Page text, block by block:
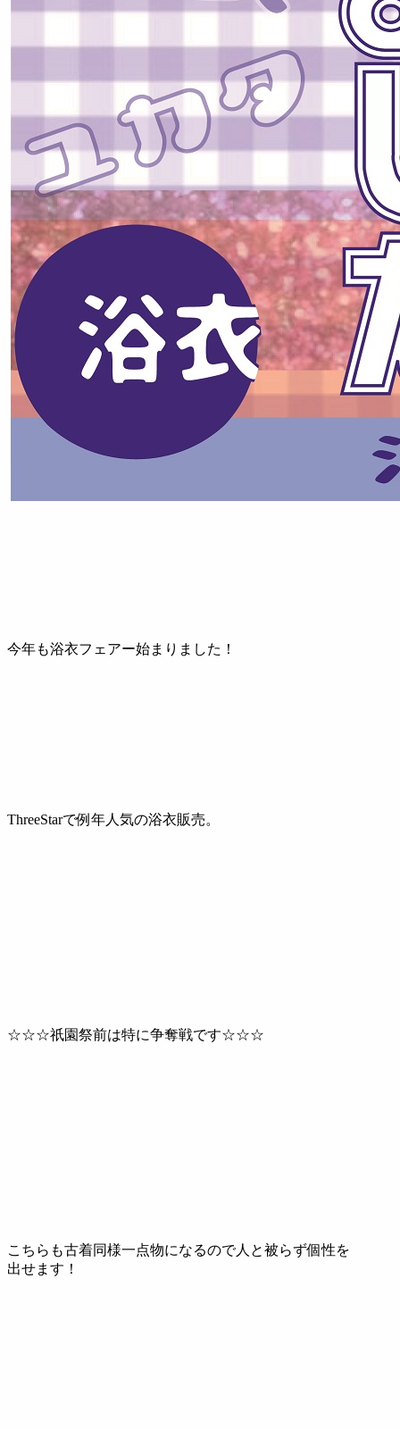
今年も浴衣フェアー始まりました！
ThreeStarで例年人気の浴衣販売。
☆☆☆祇園祭前は特に争奪戦です☆☆☆
こちらも古着同様一点物になるので人と被らず個性を
出せます！